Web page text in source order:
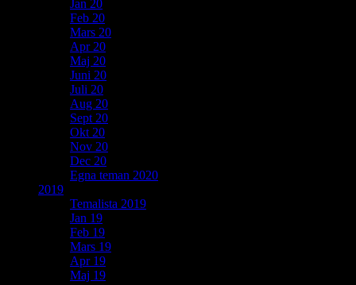
Jan 20
Feb 20
Mars 20
Apr 20
Maj 20
Juni 20
Juli 20
Aug 20
Sept 20
Okt 20
Nov 20
Dec 20
Egna teman 2020
2019
Temalista 2019
Jan 19
Feb 19
Mars 19
Apr 19
Maj 19